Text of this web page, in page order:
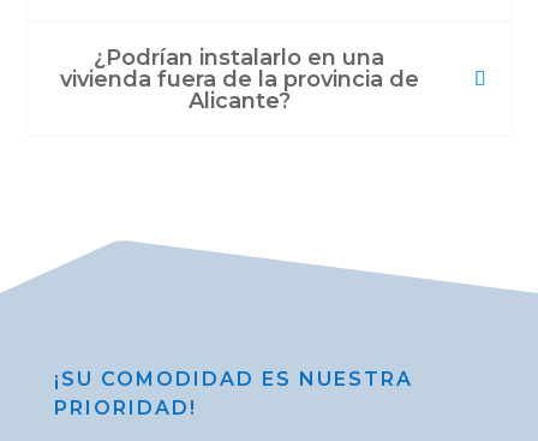
¿Podrían instalarlo en una
vivienda fuera de la provincia de
Alicante?
¡SU COMODIDAD ES NUESTRA
PRIORIDAD!